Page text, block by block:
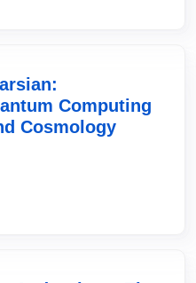
Computing
Cosmology